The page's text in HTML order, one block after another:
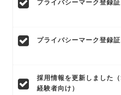
プライバシーマーク登録証
プライバシーマーク登録証
採用情報を更新しました
経験者向け）